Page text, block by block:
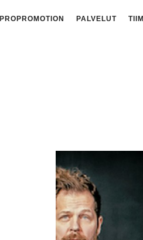
PROPROMOTION PALVELUT TIIMI